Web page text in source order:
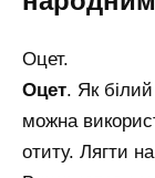
Оцет.
Оцет. Як
можна
отиту. Лягти